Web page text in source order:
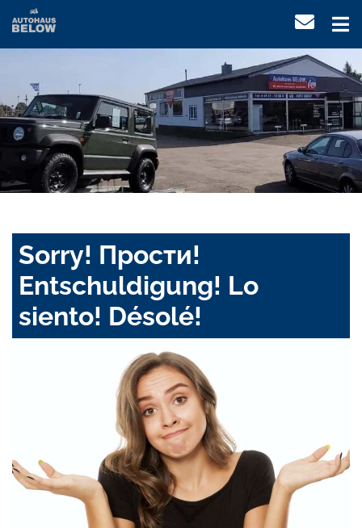
Sorry! Прости!
Entschuldigung! Lo
siento! Désolé!